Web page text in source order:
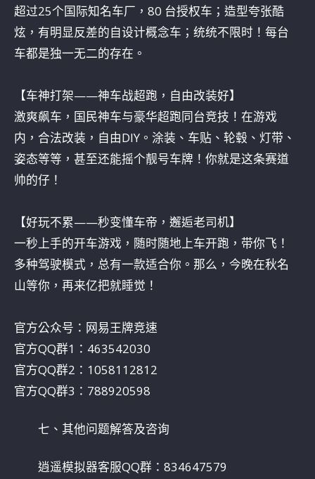
超过25个国际知名车厂，80 台授权车；造型夸张酷
炫，有明显反差的自设计概念车；统统不限时！每台
车都是独一无二的存在。
【车神打架——神车战超跑，自由改装好】
激爽飙车，国民神车与豪华超跑同台竞技！在游戏
内，合法改装，自由DIY。涂装、车贴、轮毂、灯带、
姿态等等，甚至还能摇个靓号车牌！你就是这条赛道
帅的仔！
【好玩不累——秒变懂车帝，邂逅老司机】
一秒上手的开车游戏，随时随地上车开跑，带你飞！
多种驾驶模式，总有一款适合你。那么，今晚在秋名
山等你，再来亿把就睡觉！
官方公众号：网易王牌竞速
官方QQ群1：463542030
官方QQ群2：1058112812
官方QQ群3：788920598
七、其他问题解答及咨询
逍遥模拟器客服QQ群：834647579